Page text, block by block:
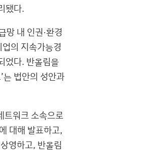
됐다.
내 인권·환경
의 지속가능경
었다. 반올림을
는 법안의 성안과
트워크 소속으로
대해 발표하고,
영하고, 반올림